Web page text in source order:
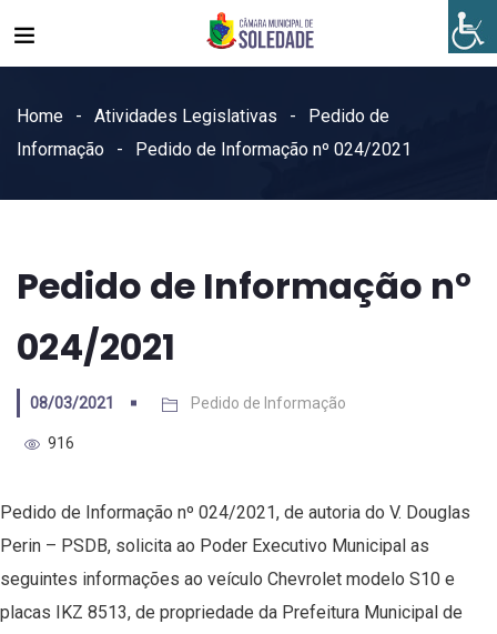
Home Atividades Legislativas
Pedido de
Informação
Pedido de Informação nº 024/2021
Pedido de Informação nº
024/2021
08/03/2021 Pedido de Informação
916
Pedido de Informação nº 024/2021, de autoria do V. Douglas
Perin – PSDB, solicita ao Poder Executivo Municipal as
seguintes informações ao veículo Chevrolet modelo S10 e
placas IKZ 8513, de propriedade da Prefeitura Municipal de